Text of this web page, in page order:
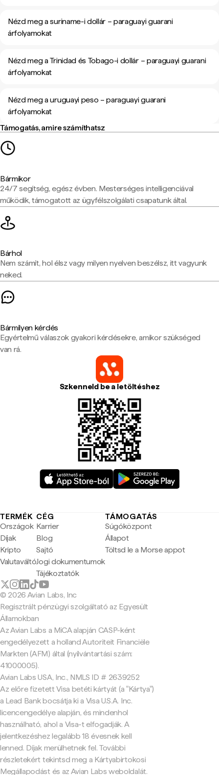
Nézd meg a suriname-i dollár – paraguayi guarani
árfolyamokat
Nézd meg a Trinidad és Tobago-i dollár – paraguayi guarani
árfolyamokat
Nézd meg a uruguayi peso – paraguayi guarani
árfolyamokat
Támogatás, amire számíthatsz
Bármikor
24/7 segítség, egész évben. Mesterséges intelligenciával
működik, támogatott az ügyfélszolgálati csapatunk által.
Bárhol
Nem számít, hol élsz vagy milyen nyelven beszélsz, itt vagyunk
neked.
Bármilyen kérdés
Egyértelmű válaszok gyakori kérdésekre, amikor szükséged
van rá.
Szkenneld be a letöltéshez
TERMÉK
Országok
Díjak
Kripto
Valutaváltó
CÉG
Karrier
Blog
Sajtó
Jogi dokumentumok
Tájékoztatók
TÁMOGATÁS
Súgóközpont
Állapot
Töltsd le a Morse appot
© 2026 Avian Labs, Inc
Regisztrált pénzügyi szolgáltató az Egyesült
Államokban
Az Avian Labs a MiCA alapján CASP-ként
engedélyezett a holland Autoriteit Financiële
Markten (AFM) által (nyilvántartási szám:
41000005).
Avian Labs USA, Inc., NMLS ID # 2639252
Az előre fizetett Visa betéti kártyát (a "Kártya")
a Lead Bank bocsátja ki a Visa U.S.A. Inc.
licencengedélye alapján, és mindenhol
használható, ahol a Visa-t elfogadják. A
jelentkezéshez legalább 18 évesnek kell
lenned. Díjak merülhetnek fel. További
részletekért tekintsd meg a Kártyabirtokosi
Megállapodást és az Avian Labs weboldalát.